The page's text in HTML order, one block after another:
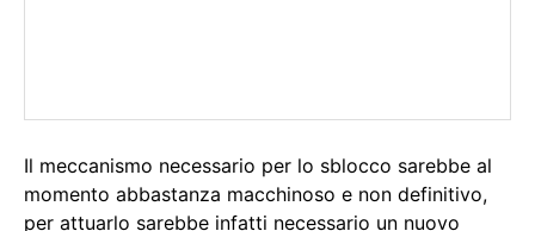
Il meccanismo necessario per lo sblocco sarebbe al
momento abbastanza macchinoso e non definitivo,
per attuarlo sarebbe infatti necessario un nuovo